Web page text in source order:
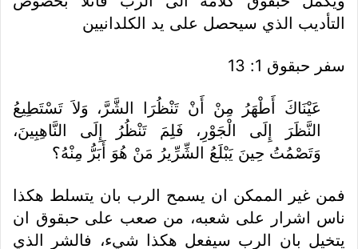
التأديب الذي سيحصل على يد الكلدانيين
سفر حبقوق 1: 13
عَيْنَاكَ أَطْهَرُ مِنْ أَنْ تَنْظُرَا الشَّرَّ، وَلاَ تَسْتَطِيعُ
النَّظَرَ إِلَى الْجَوْرِ، فَلِمَ تَنْظُرُ إِلَى النَّاهِبِينَ،
وَتَصْمُتُ حِينَ يَبْلَعُ الشِّرِّيرُ مَنْ هُوَ أَبَرُّ مِنْهُ؟
فمن غير الممكن ان يسمح الرب بان يتسلط هكذا
ناس اشرار على شعبه، من صعب على حبقوق ان
يتخيل بان الرب سيفعل هكذا شيء، فالشر الذي